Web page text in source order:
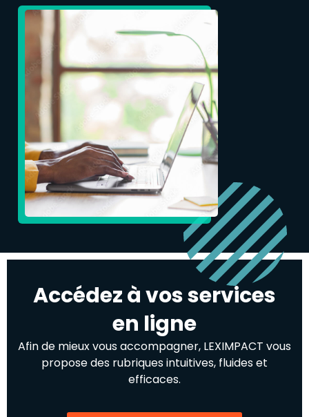
Accédez à vos services
en ligne
Afin de mieux vous accompagner, LEXIMPACT vous
propose des rubriques intuitives, fluides et
efficaces.